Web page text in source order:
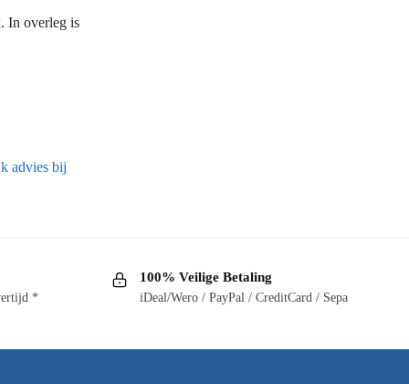
In overleg is
advies bij
*
100% Veilige Betaling
iDeal/Wero / PayPal / CreditCard / Sepa